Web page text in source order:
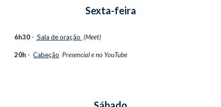
Sexta-feira
6h30 - Sala de oração (Meet)
20h - Cabeção Presencial e no YouTube